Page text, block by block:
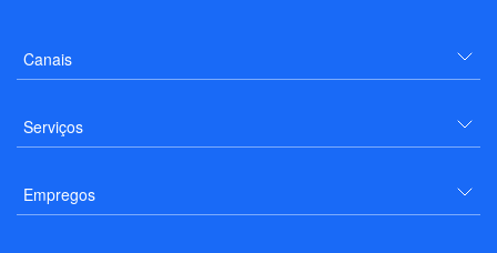
Canais
Serviços
Empregos